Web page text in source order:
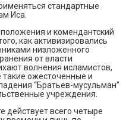
стандартные
Иса.
и комендантский
как активизировались
низложенного
от власти
волнения исламистов,
ожесточенные и
“Братьев-мусульман”
учреждения.
действует всего четыре